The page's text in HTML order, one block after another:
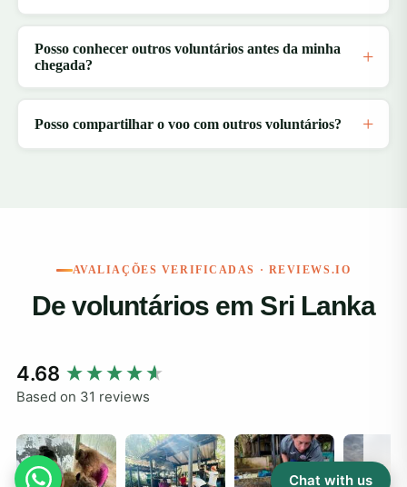
Posso conhecer outros voluntários antes da minha
chegada?
Posso compartilhar o voo com outros voluntários?
AVALIAÇÕES VERIFICADAS · REVIEWS.IO
De voluntários em Sri Lanka
4.68
Based on 31 reviews
New content loaded
Chat with us